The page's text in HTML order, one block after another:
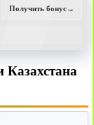
Получить бонус→
Казахстана